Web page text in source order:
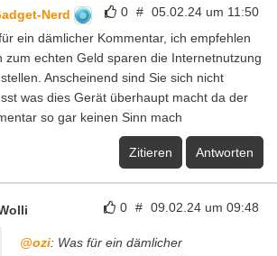
0 # 05.02.24 um 11:50
Nerd
ein dämlicher Kommentar, ich empfehlen
zum echten Geld sparen die Internetnutzung
Anscheinend sind Sie sich nicht
was dies Gerät überhaupt macht da der
so gar keinen Sinn mach
Zitieren Antworten
0 # 09.02.24 um 09:48
@ozi: Was für ein dämlicher